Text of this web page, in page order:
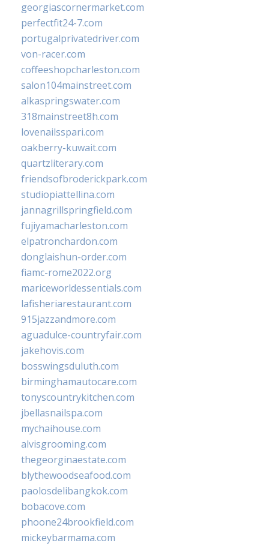
georgiascornermarket.com
perfectfit24-7.com
portugalprivatedriver.com
von-racer.com
coffeeshopcharleston.com
salon104mainstreet.com
alkaspringswater.com
318mainstreet8h.com
lovenailsspari.com
oakberry-kuwait.com
quartzliterary.com
friendsofbroderickpark.com
studiopiattellina.com
jannagrillspringfield.com
fujiyamacharleston.com
elpatronchardon.com
donglaishun-order.com
fiamc-rome2022.org
mariceworldessentials.com
lafisheriarestaurant.com
915jazzandmore.com
aguadulce-countryfair.com
jakehovis.com
bosswingsduluth.com
birminghamautocare.com
tonyscountrykitchen.com
jbellasnailspa.com
mychaihouse.com
alvisgrooming.com
thegeorginaestate.com
blythewoodseafood.com
paolosdelibangkok.com
bobacove.com
phoone24brookfield.com
mickeybarmama.com